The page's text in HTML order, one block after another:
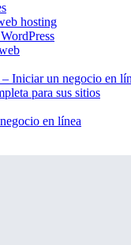
hosting
Iniciar un negocio en
para sus sitios
en línea